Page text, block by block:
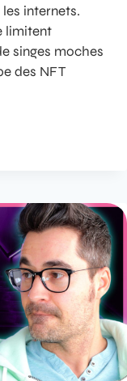
internets.
limitent
singes moches
des NFT